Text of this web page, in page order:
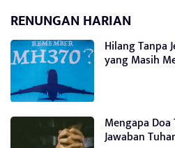
RENUNGAN HARIAN
Hilang Tanpa
yang Masih
Mengapa
Jawaban